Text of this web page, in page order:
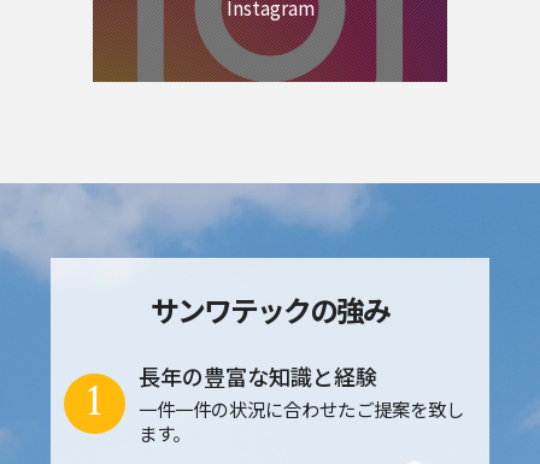
Instagram
サンワテックの強み
長年の豊富な知識と経験
一件一件の状況に合わせたご提案を致し
ます。
1